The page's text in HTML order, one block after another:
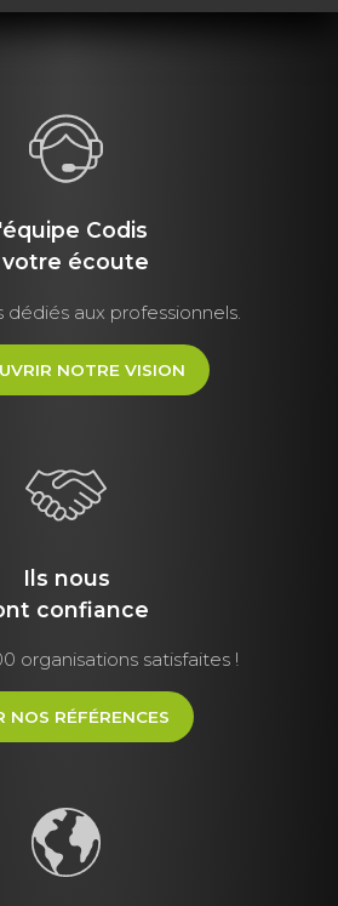
Codis
votre écoute
dédiés aux professionnels.
NOTRE VISION
Ils nous
confiance
organisations satisfaites !
NOS RÉFÉRENCES